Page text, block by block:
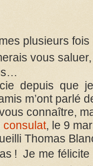
plusieurs
vous
depuis que
m’ont parlé
connaître,
consulat, le 9
Thomas
! Je me